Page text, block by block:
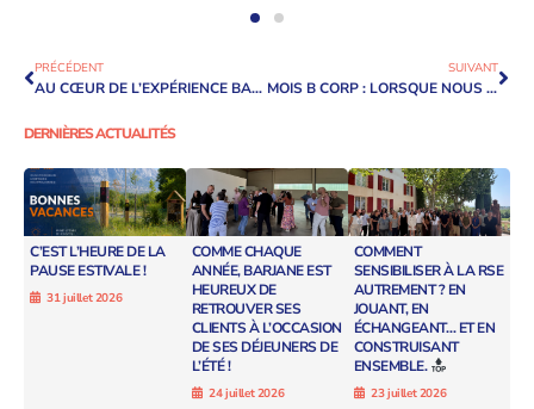
PRÉCÉDENT
AU CŒUR DE L’EXPÉRIENCE BARJANE ! DÉCOUVREZ LE TÉMOIGNAGE D’ARNAUD !
SUIVANT
MOIS B CORP : LORSQUE NOUS AGISSONS ENSEMBLE, NOUS CONSTRUISONS UN MOUVEMENT
DERNIÈRES ACTUALITÉS
C’EST L’HEURE DE LA
PAUSE ESTIVALE !
31 juillet 2026
COMME CHAQUE
ANNÉE, BARJANE EST
HEUREUX DE
RETROUVER SES
CLIENTS À L’OCCASION
DE SES DÉJEUNERS DE
L’ÉTÉ !
24 juillet 2026
COMMENT
SENSIBILISER À LA RSE
AUTREMENT ? EN
JOUANT, EN
ÉCHANGEANT… ET EN
CONSTRUISANT
ENSEMBLE.
23 juillet 2026